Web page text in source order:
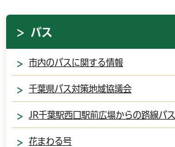
バス
市内のバスに関する情報
千葉県バス対策地域協議会
JR千葉駅西口駅前広場からの路線バス
花まわる号